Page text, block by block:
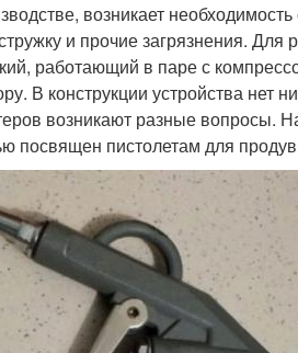
возникает
и прочие загрязнения. Для
работающий в паре с
В конструкции устройства нет
возникают разные вопросы.
посвящен пистолетам для